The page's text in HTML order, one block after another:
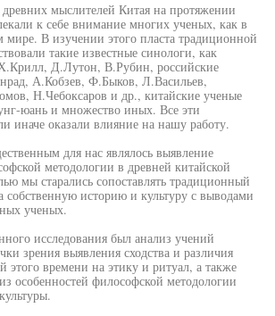
мыслителей Китая на протяжении
к себе внимание многих ученых, как в
мире. В изучении этого пласта традиционной
такие известные синологи, как
Д.Лутон, В.Рубин, российские
А.Кобзев, Ф.Быков, Л.Васильев,
Н.Чебоксаров и др., китайские ученые
юань и множество иных. Все эти
иначе оказали влияние на нашу работу.
для нас являлось выявление
методологии в древней китайской
мы старались сопоставлять традиционный
собственную историю и культуру с выводами
ученых.
исследования был анализ учений
зрения выявления сходства и различия
этого времени на этику и ритуал, а также
особенностей философской методологии